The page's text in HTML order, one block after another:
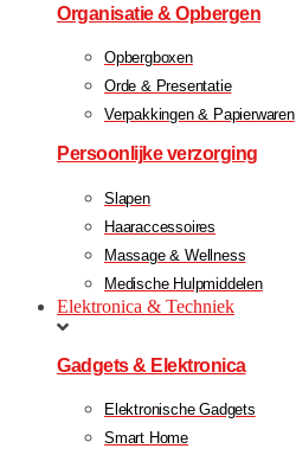
Organisatie & Opbergen
Opbergboxen
Orde & Presentatie
Verpakkingen & Papierwaren
Persoonlijke verzorging
Slapen
Haaraccessoires
Massage & Wellness
Medische Hulpmiddelen
Elektronica & Techniek
Gadgets & Elektronica
Elektronische Gadgets
Smart Home